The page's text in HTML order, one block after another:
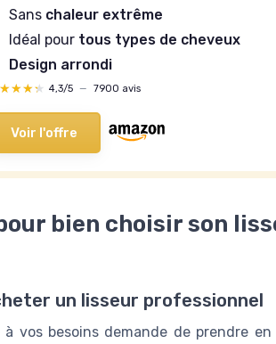
Sans chaleur extrême
Idéal pour tous types de cheveux
Design arrondi
4,3/5 — 7900 avis
Voir l'offre
bien choisir son
un lisseur professionnel
vos besoins demande de prendre